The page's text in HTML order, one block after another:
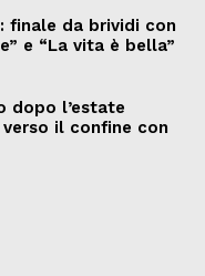
finale da brividi con
e “La vita è bella”
dopo l’estate
il confine con